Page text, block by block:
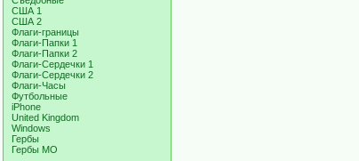
США 1
США 2
Флаги-границы
Флаги-Папки 1
Флаги-Папки 2
Флаги-Сердечки 1
Флаги-Сердечки 2
Флаги-Часы
Футбольные
iPhone
United Kingdom
Windows
Гербы
Гербы МО